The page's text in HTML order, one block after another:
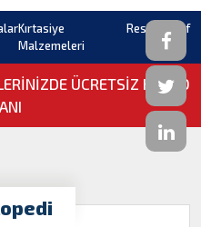
Kırtasiye
Malzemeleri
Resim Sahaf
ÜCRETSİZ KARGO